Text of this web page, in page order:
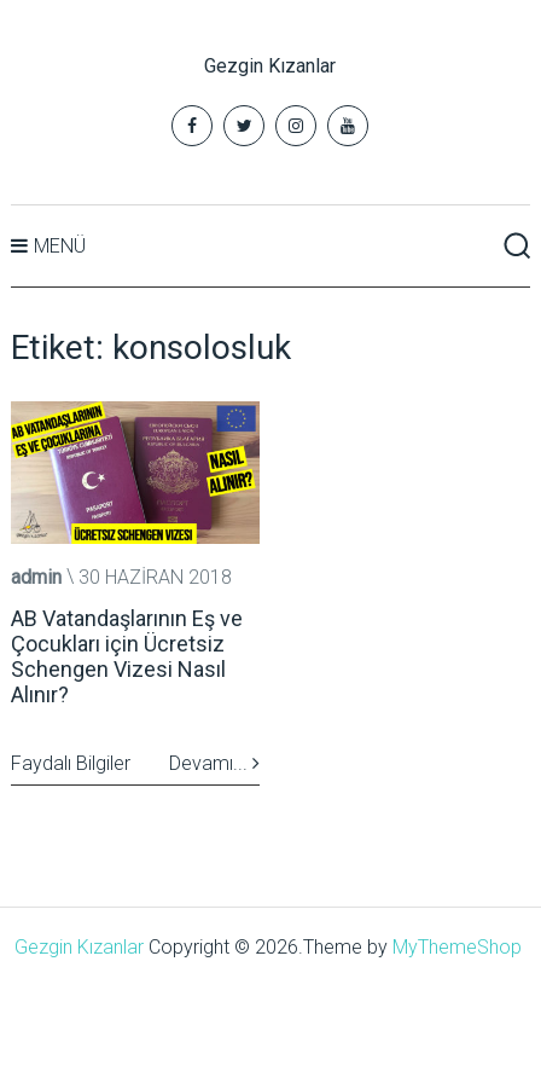
Gezgin Kızanlar
MENÜ
Etiket: konsolosluk
admin 30 HAZIRAN 2018
AB Vatandaşlarının Eş ve
Çocukları için Ücretsiz
Schengen Vizesi Nasıl
Alınır?
Devamı...
Faydalı Bilgiler
Gezgin KızanlarCopyright © 2026. Theme by MyThemeShop